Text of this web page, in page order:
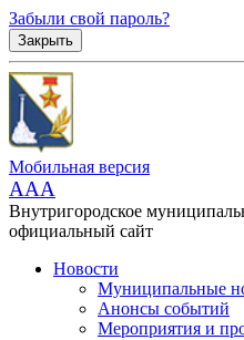
Забыли свой пароль?
Закрыть
Мобильная версия
AAA
Внутригородское
официальный сайт
Новости
Муниципальные
Анонсы событий
Мероприятия и